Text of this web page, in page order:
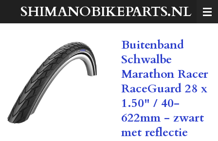
SHIMANOBIKEPARTS.NL
Buitenband
Schwalbe
Marathon Racer
RaceGuard 28 x
1.50" / 40-
622mm - zwart
met reflectie